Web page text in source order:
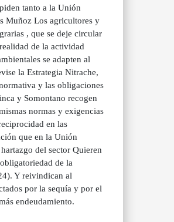
tanto a la Unión
Muñoz Los agricultores y
, que se deje circular
de la actividad
se adapten al
la Estrategia Nitrache,
y las obligaciones
y Somontano recogen
normas y exigencias
en las
que en la Unión
del sector Quieren
de la
Y reivindican al
por la sequía y por el
endeudamiento.